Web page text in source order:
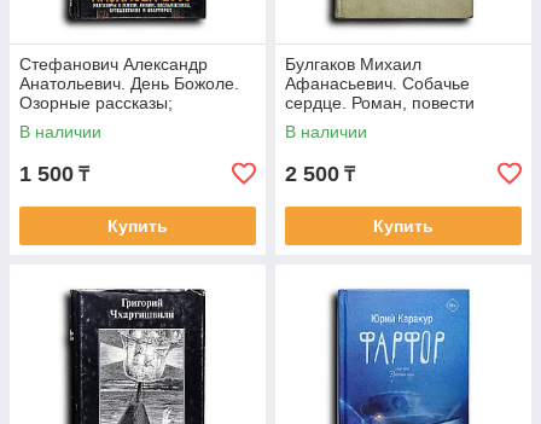
Стефанович Александр
Анатольевич. День Божоле.
Озорные рассказы;
Казанова-2000: Разговоры о
жизни, любви,
В наличии
1 500 ₸
Купить
Булгаков Михаил
Афанасьевич. Собачье
сердце. Роман, повести
В наличии
2 500 ₸
Купить